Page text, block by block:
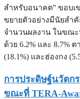
สำหรับอนาคต” ขอบ
ขยายตัวอย่างมีนัยสำ
จำนวนผลงาน ในขณ
ด้วย 6.2% และ 8.7%
(18.1%) และฮ่องกง
การประดิษฐ์นวัตก
ขณะที่ TERA-